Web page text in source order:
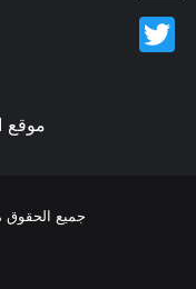
موقع
جميع الحقوق